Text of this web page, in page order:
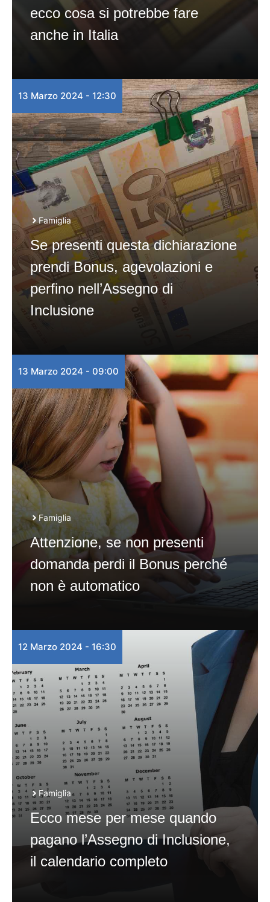
ecco cosa si potrebbe fare
anche in Italia
13 Marzo 2024 - 12:30
Famiglia
Se presenti questa dichiarazione
prendi Bonus, agevolazioni e
perfino nell’Assegno di
Inclusione
13 Marzo 2024 - 09:00
Famiglia
Attenzione, se non presenti
domanda perdi il Bonus perché
non è automatico
12 Marzo 2024 - 16:30
Famiglia
Ecco mese per mese quando
pagano l’Assegno di Inclusione,
il calendario completo